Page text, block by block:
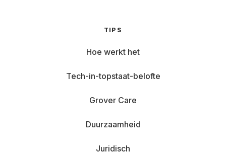
TIPS
Hoe werkt het
Tech-in-topstaat-belofte
Grover Care
Duurzaamheid
Juridisch